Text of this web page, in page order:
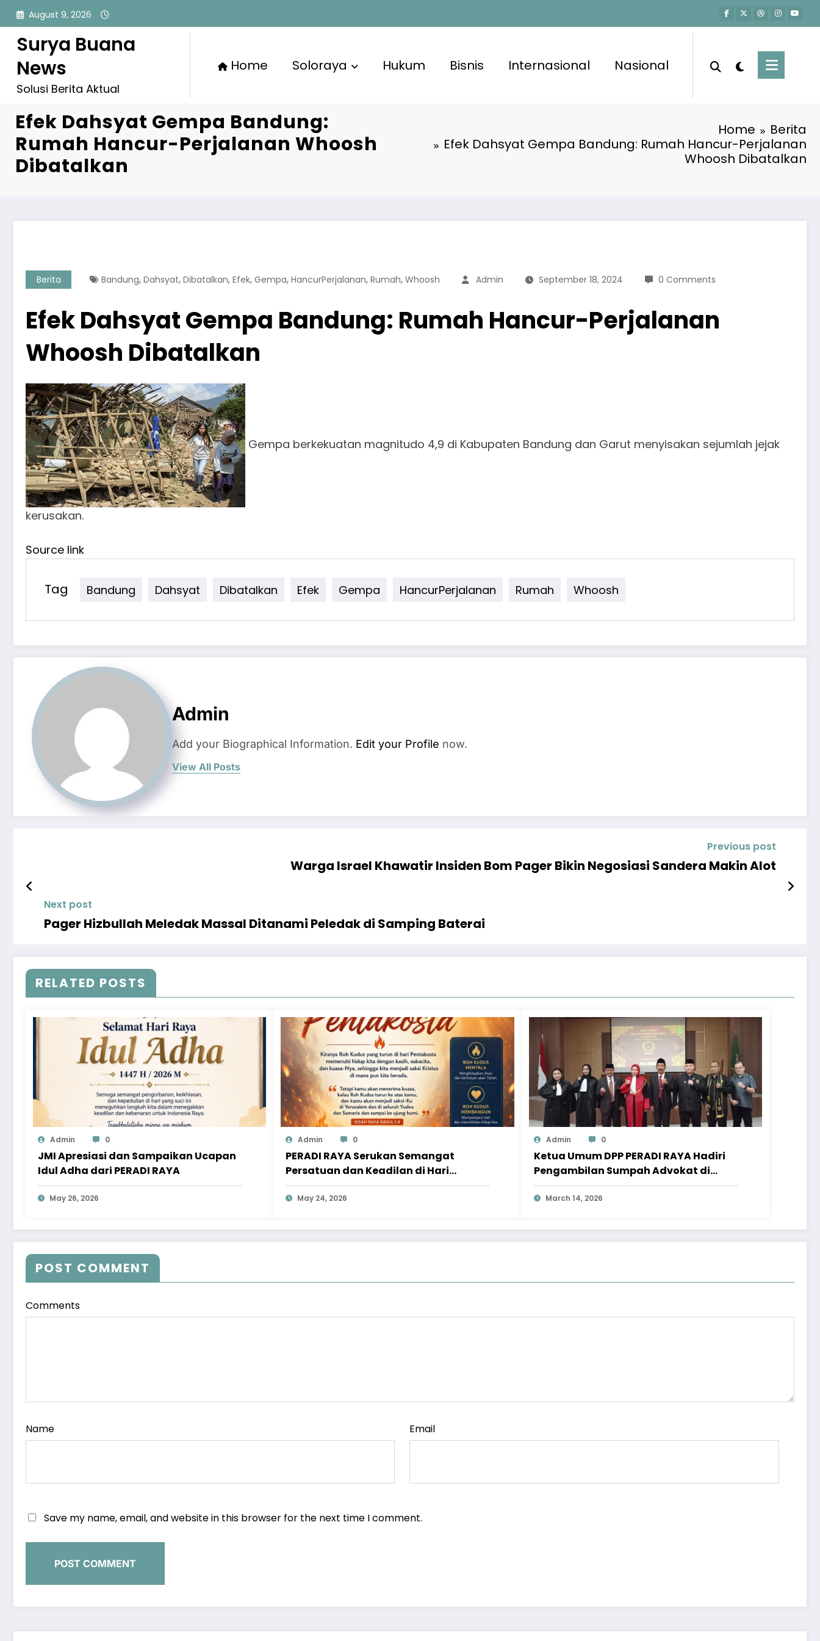
Skip
content
August 9, 2026
Surya Buana
News
Solusi Berita Aktual
Home Soloraya Hukum Bisnis Internasional Nasional
Efek Dahsyat Gempa Bandung:
Rumah Hancur-Perjalanan Whoosh
Dibatalkan
Home
Berita
Efek Dahsyat Gempa Bandung: Rumah Hancur-Perjalanan
Whoosh Dibatalkan
Berita Bandung, Dahsyat, Dibatalkan, Efek, Gempa, HancurPerjalanan, Rumah, Whoosh Admin September 18, 2024 0 Comments
Efek Dahsyat Gempa Bandung: Rumah Hancur-Perjalanan
Whoosh Dibatalkan
Gempa berkekuatan magnitudo 4,9 di Kabupaten Bandung dan Garut menyisakan sejumlah jejak
kerusakan.
Source link
Tag Bandung Dahsyat Dibatalkan Efek Gempa HancurPerjalanan Rumah Whoosh
Admin
Add your Biographical Information. Edit your Profile now.
View All Posts
Previous post
Warga Israel Khawatir Insiden Bom Pager Bikin Negosiasi Sandera Makin Alot
Next post
Pager Hizbullah Meledak Massal Ditanami Peledak di Samping Baterai
RELATED POSTS
Admin 0
JMI Apresiasi dan Sampaikan Ucapan
Idul Adha dari PERADI RAYA
May 26, 2026
Admin 0
PERADI RAYA Serukan Semangat
Persatuan dan Keadilan di Hari
Pentakosta
May 24, 2026
Admin 0
Ketua Umum DPP PERADI RAYA Hadiri
Pengambilan Sumpah Advokat di
Pengadilan Tinggi Jawa Tengah
March 14, 2026
POST COMMENT
Comments
Name Email
Save my name, email, and website in this browser for the next time I comment.